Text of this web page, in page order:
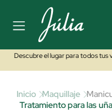
Descubre el lugar para todos tus
Inicio Maquillaje
Tratamiento para las